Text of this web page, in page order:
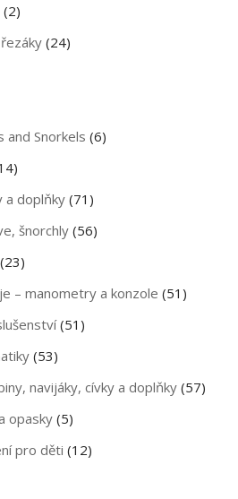
(2)
(24)
and Snorkels (6)
a doplňky (71)
šnorchly (56)
(23)
– manometry a konzole (51)
(51)
(53)
navijáky, cívky a doplňky (57)
opasky (5)
pro děti (12)